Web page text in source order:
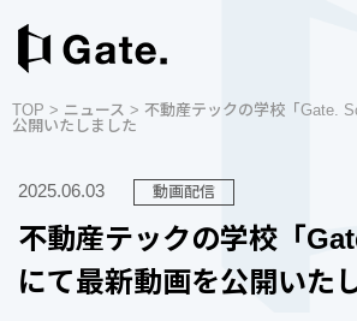
TOP > ニュース > 不動産テックの学校「Gate.
公開いたしました
2025.06.03 動画配信
不動産テックの学校「
にて最新動画を公開いた